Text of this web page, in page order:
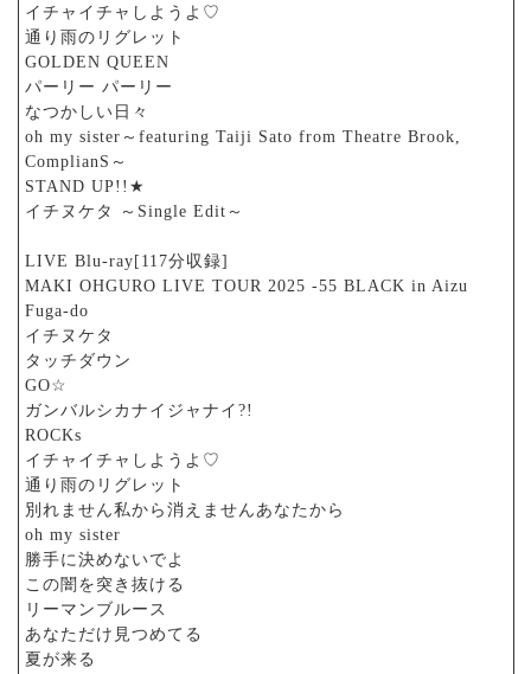
イチャイチャしようよ♡
通り雨のリグレット
GOLDEN QUEEN
パーリー パーリー
なつかしい日々
oh my sister～featuring Taiji Sato from Theatre Brook,
ComplianS～
STAND UP!!★
イチヌケタ ～Single Edit～
LIVE Blu-ray[117分収録]
MAKI OHGURO LIVE TOUR 2025 -55 BLACK in Aizu
Fuga-do
イチヌケタ
タッチダウン
GO☆
ガンバルシカナイジャナイ?!
ROCKs
イチャイチャしようよ♡
通り雨のリグレット
別れません私から消えませんあなたから
oh my sister
勝手に決めないでよ
この闇を突き抜ける
リーマンブルース
あなただけ見つめてる
夏が来る